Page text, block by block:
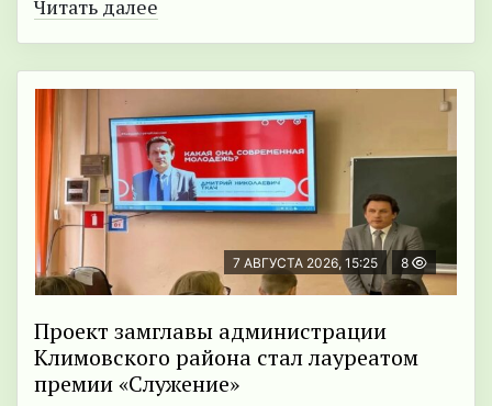
Читать далее
7 АВГУСТА 2026, 15:25 8
Проект замглавы администрации
Климовского района стал лауреатом
премии «Служение»